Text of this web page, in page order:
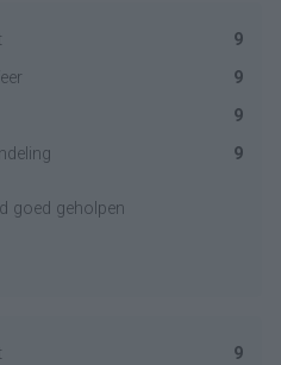
9
9
9
9
goed geholpen
9